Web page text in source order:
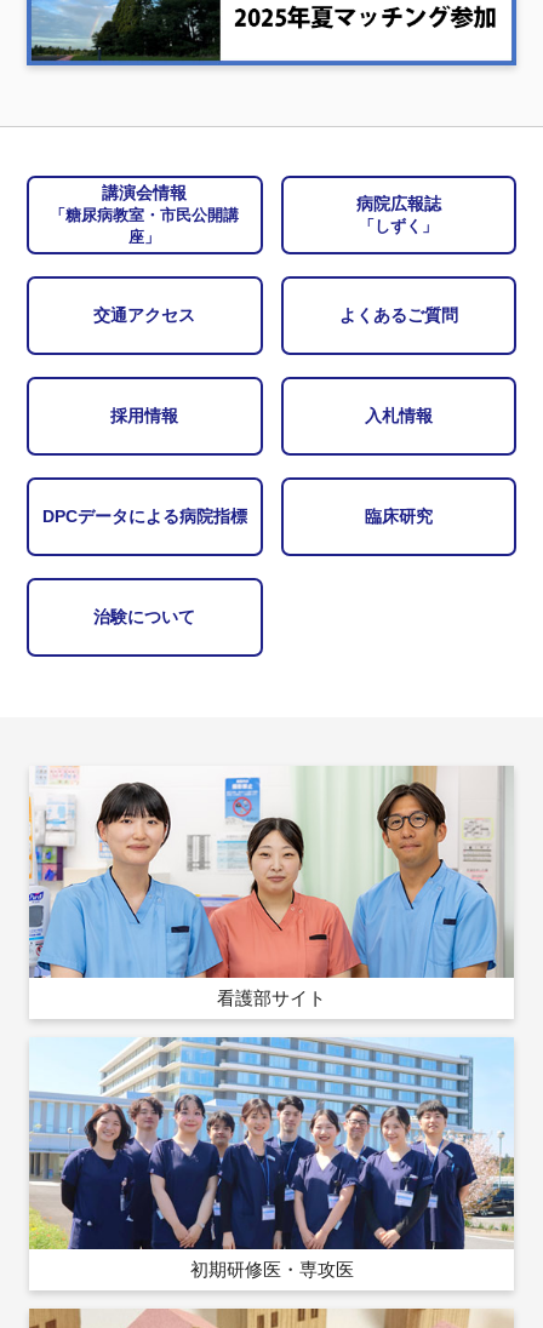
講演会情報
「糖尿病教室・市民公開講
座」
病院広報誌
「しずく」
交通アクセス よくあるご質問
採用情報 入札情報
DPCデータによる病院指標 臨床研究
治験について
看護部サイト
初期研修医・専攻医